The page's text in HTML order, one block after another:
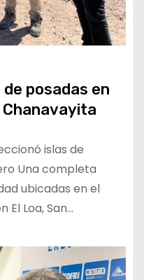
posadas en
Chanavayita
islas de
Una completa
ubicadas en el
El Loa, San…